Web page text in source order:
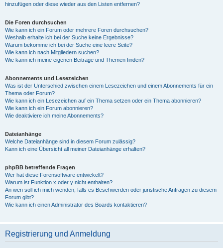
hinzufügen oder diese wieder aus den Listen entfernen?
Die Foren durchsuchen
Wie kann ich ein Forum oder mehrere Foren durchsuchen?
Weshalb erhalte ich bei der Suche keine Ergebnisse?
Warum bekomme ich bei der Suche eine leere Seite?
Wie kann ich nach Mitgliedern suchen?
Wie kann ich meine eigenen Beiträge und Themen finden?
Abonnements und Lesezeichen
Was ist der Unterschied zwischen einem Lesezeichen und einem Abonnements für ein
Thema oder Forum?
Wie kann ich ein Lesezeichen auf ein Thema setzen oder ein Thema abonnieren?
Wie kann ich ein Forum abonnieren?
Wie deaktiviere ich meine Abonnements?
Dateianhänge
Welche Dateianhänge sind in diesem Forum zulässig?
Kann ich eine Übersicht all meiner Dateianhänge erhalten?
phpBB betreffende Fragen
Wer hat diese Forensoftware entwickelt?
Warum ist Funktion x oder y nicht enthalten?
An wen soll ich mich wenden, falls es Beschwerden oder juristische Anfragen zu diesem
Forum gibt?
Wie kann ich einen Administrator des Boards kontaktieren?
Registrierung und Anmeldung